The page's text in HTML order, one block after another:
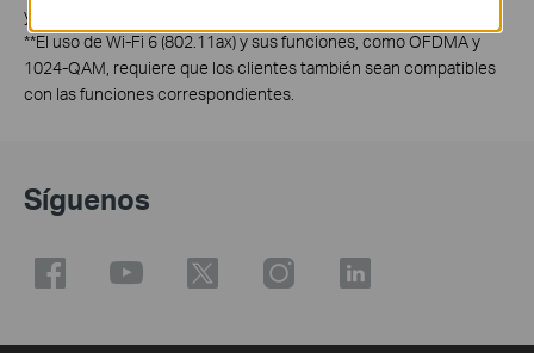
y la ubicación del cliente.
**El uso de Wi-Fi 6 (802.11ax) y sus funciones, como OFDMA y
1024-QAM, requiere que los clientes también sean compatibles
con las funciones correspondientes.
Síguenos